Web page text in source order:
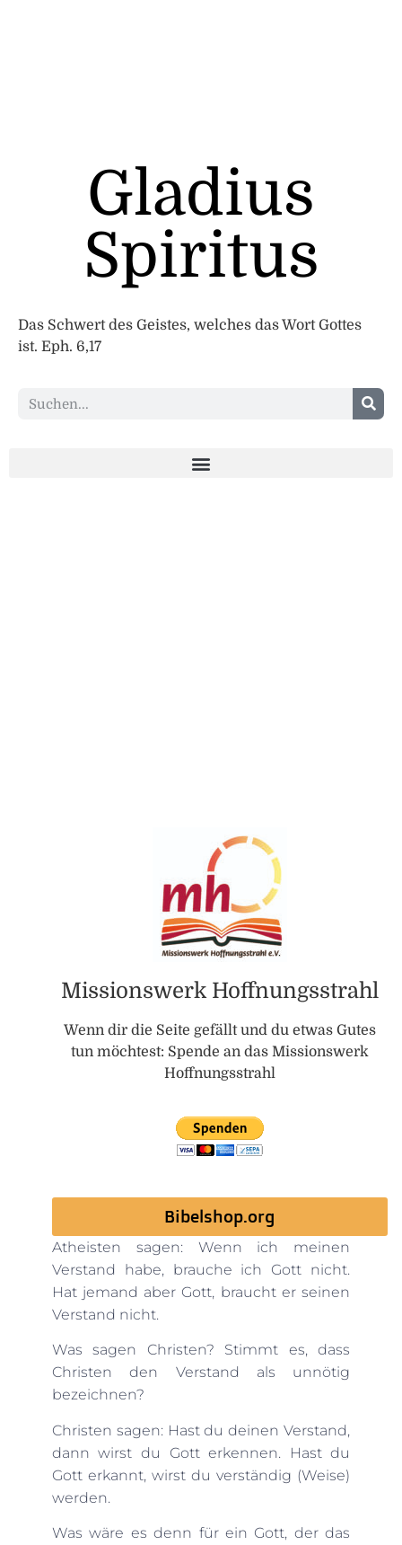
Gladius
Spiritus
Das Schwert des Geistes, welches das Wort Gottes
ist. Eph. 6,17
Missionswerk Hoffnungsstrahl
Wenn dir die Seite gefällt und du etwas Gutes
tun möchtest: Spende an das Missionswerk
Hoffnungsstrahl
Bibelshop.org
Atheisten sagen: Wenn ich meinen
Verstand habe, brauche ich Gott nicht.
Hat jemand aber Gott, braucht er seinen
Verstand nicht.
Was sagen Christen? Stimmt es, dass
Christen den Verstand als unnötig
bezeichnen?
Christen sagen: Hast du deinen Verstand,
dann wirst du Gott erkennen. Hast du
Gott erkannt, wirst du verständig (Weise)
werden.
Was wäre es denn für ein Gott, der das